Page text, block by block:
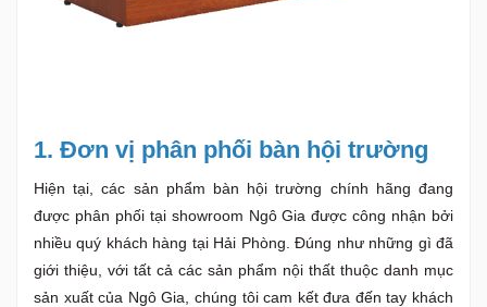
1. Đơn vị phân phối bàn hội trường
Hiện tại, các sản phẩm bàn hội trường chính hãng đang
được phân phối tại showroom Ngô Gia được công nhận bởi
nhiều quý khách hàng tại Hải Phòng. Đúng như những gì đã
giới thiệu, với tất cả các sản phẩm nội thất thuộc danh mục
sản xuất của Ngô Gia, chúng tôi cam kết đưa đến tay khách